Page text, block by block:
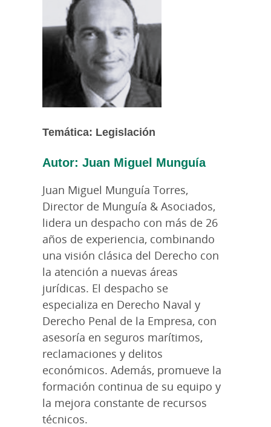
Temática: Legislación
Autor: Juan Miguel Munguía
Juan Miguel Munguía Torres,
Director de Munguía & Asociados,
lidera un despacho con más de 26
años de experiencia, combinando
una visión clásica del Derecho con
la atención a nuevas áreas
jurídicas. El despacho se
especializa en Derecho Naval y
Derecho Penal de la Empresa, con
asesoría en seguros marítimos,
reclamaciones y delitos
económicos. Además, promueve la
formación continua de su equipo y
la mejora constante de recursos
técnicos.